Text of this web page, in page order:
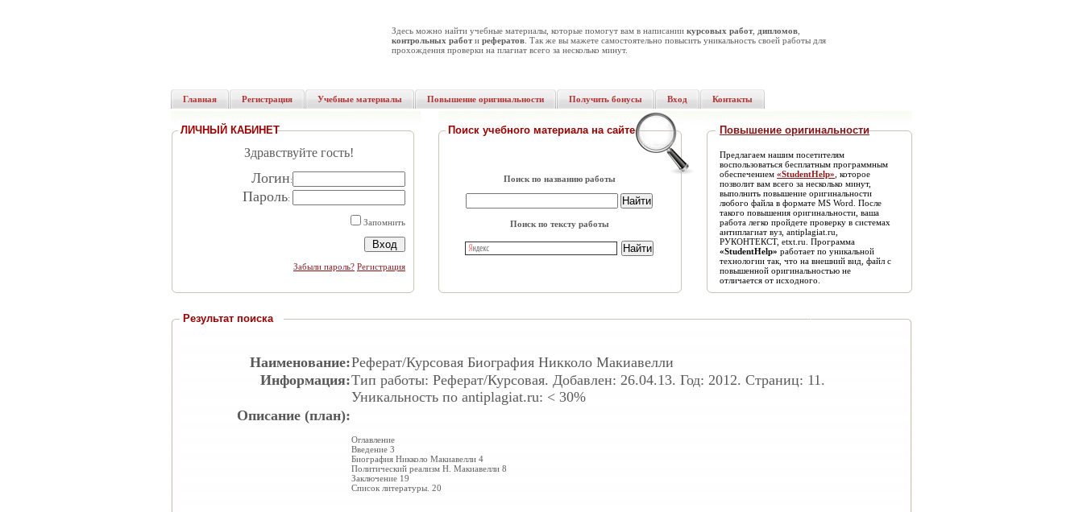
Здесь можно найти учебные материалы, которые помогут вам в написании курсовых работ, дипломов
контрольных работи рефератов . Так же вы мажете самостоятельно повысить уникальность своей работы для
прохождения проверки на плагиат всего за несколько минут.
Главная Регистрация Учебные материалы Повышение оригинальности Получить бонусы Вход Контакты
ЛИЧНЫЙ КАБИНЕТ
Здравствуйте гость!
Логин:
Пароль:
Запомнить
Забыли пароль? Регистрация
Поиск учебного материала на сайте
Поиск по названию работы
Поиск по тексту работы
Повышение оригинальности
Предлагаем нашим посетителям
воспользоваться бесплатным программным
обеспечением «StudentHelp» , которое
позволит вам всего за несколько минут,
выполнить повышение оригинальности
любого файла в формате MS Word. После
такого повышения оригинальности, ваша
работа легко пройдете проверку в системах
антиплагиат вуз, antiplagiat.ru,
РУКОНТЕКСТ, etxt.ru. Программа
«StudentHelp» работает по уникальной
технологии так, что на внешний вид, файл с
повышенной оригинальностью не
отличается от исходного.
Результат поиска
Наименование:Реферат/Курсовая Биография Никколо Макиавелли
Информация:Тип работы: Реферат/Курсовая. Добавлен: 26.04.13. Год: 2012. Страниц: 11.
Уникальность по antiplagiat.ru: < 30%
Описание (план):
Оглавление
Введение 3
Биография Никколо Макиавелли 4
Политический реализм Н. Макиавелли 8
Заключение 19
Список литературы. 20